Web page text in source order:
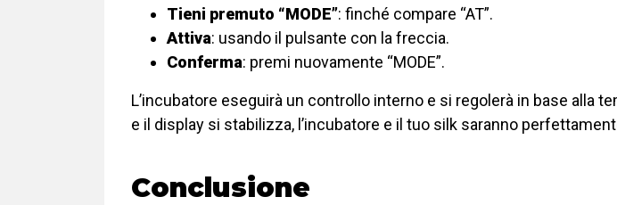
Tieni premuto “MODE”: finché compare “AT”.
Attiva: usando il pulsante con la freccia.
Conferma: premi nuovamente “MODE”.
L’incubatore eseguirà un controllo interno e si regolerà in base alla
e il display si stabilizza, l’incubatore e il tuo silk saranno
Conclusione